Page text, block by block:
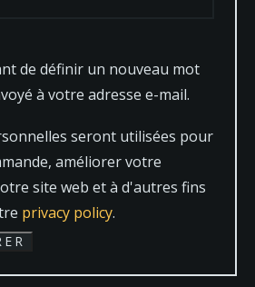
de définir un nouveau mot
à votre adresse e-mail.
seront utilisées pour
améliorer votre
site web et à d'autres fins
privacy policy.